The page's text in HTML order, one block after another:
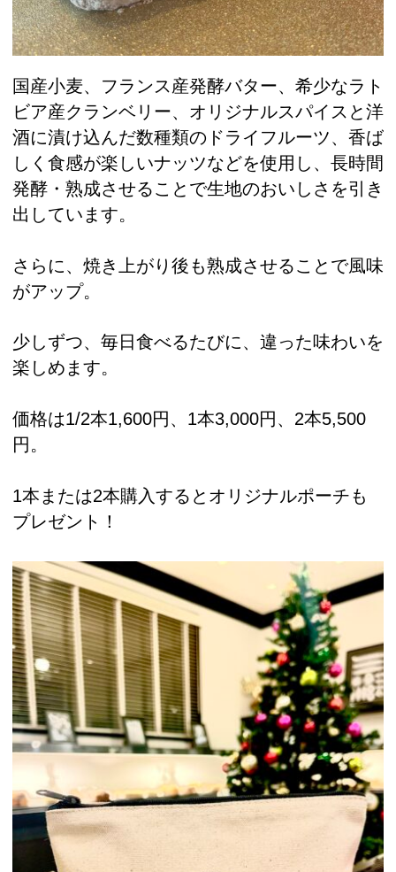
国産小麦、フランス産発酵バター、希少なラト
ビア産クランベリー、オリジナルスパイスと洋
酒に漬け込んだ数種類のドライフルーツ、香ば
しく食感が楽しいナッツなどを使用し、長時間
発酵・熟成させることで生地のおいしさを引き
出しています。
さらに、焼き上がり後も熟成させることで風味
がアップ。
少しずつ、毎日食べるたびに、違った味わいを
楽しめます。
価格は1/2本1,600円、1本3,000円、2本5,500
円。
1本または2本購入するとオリジナルポーチも
プレゼント！